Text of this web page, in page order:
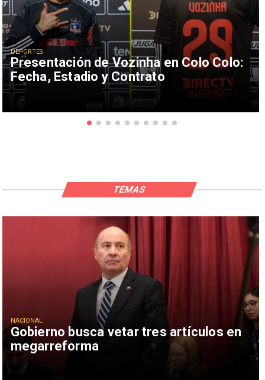
Presentación de Vozinha en Colo Colo:
Fecha, Estadio y Contrato
DEPORTES
Gobierno busca vetar tres artículos en
megarreforma
NACIONAL
TEMAS